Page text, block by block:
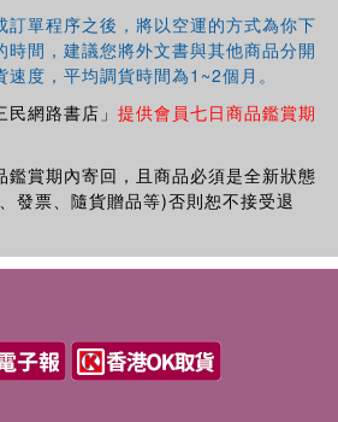
訂單程序之後，將以空運的方式為你下
時間，建議您將外文書與其他商品分開
度，平均調貨時間為1~2個月。
網路書店」 提供會員七日商品鑑賞期
鑑賞期內寄回，且商品必須是全新狀態
發票、隨貨贈品等)否則恕不接受退